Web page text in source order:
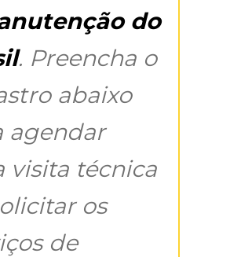
do
. Preencha o
abaixo
agendar
visita técnica
os
de